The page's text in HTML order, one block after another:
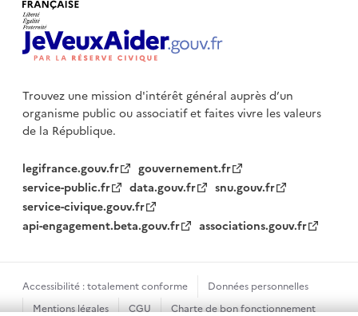
Trouvez une mission d'intérêt général auprès d’un
organisme publicou associatif et faites vivre les valeurs
de la République.
legifrance.gouv.fr
gouvernement.fr
service-public.fr
data.gouv.fr
snu.gouv.fr
service-civique.gouv.fr
api-engagement.beta.gouv.fr
associations.gouv.fr
Accessibilité : totalement conforme
Données personnelles
Mentions légales
CGU Charte de bon fonctionnement